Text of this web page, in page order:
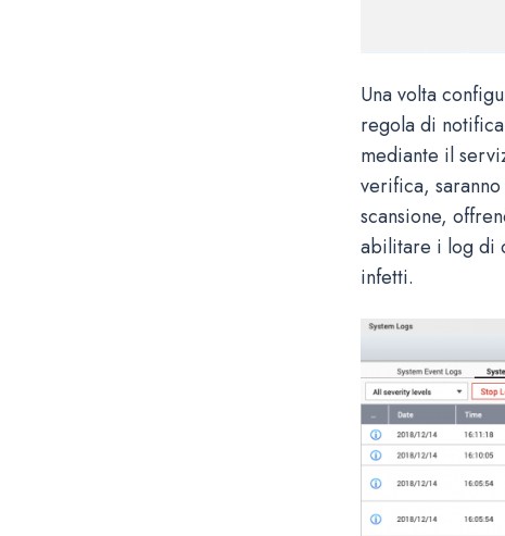
Una volta
regola di
mediante il
verifica,
scansione,
abilitare i log di
infetti.